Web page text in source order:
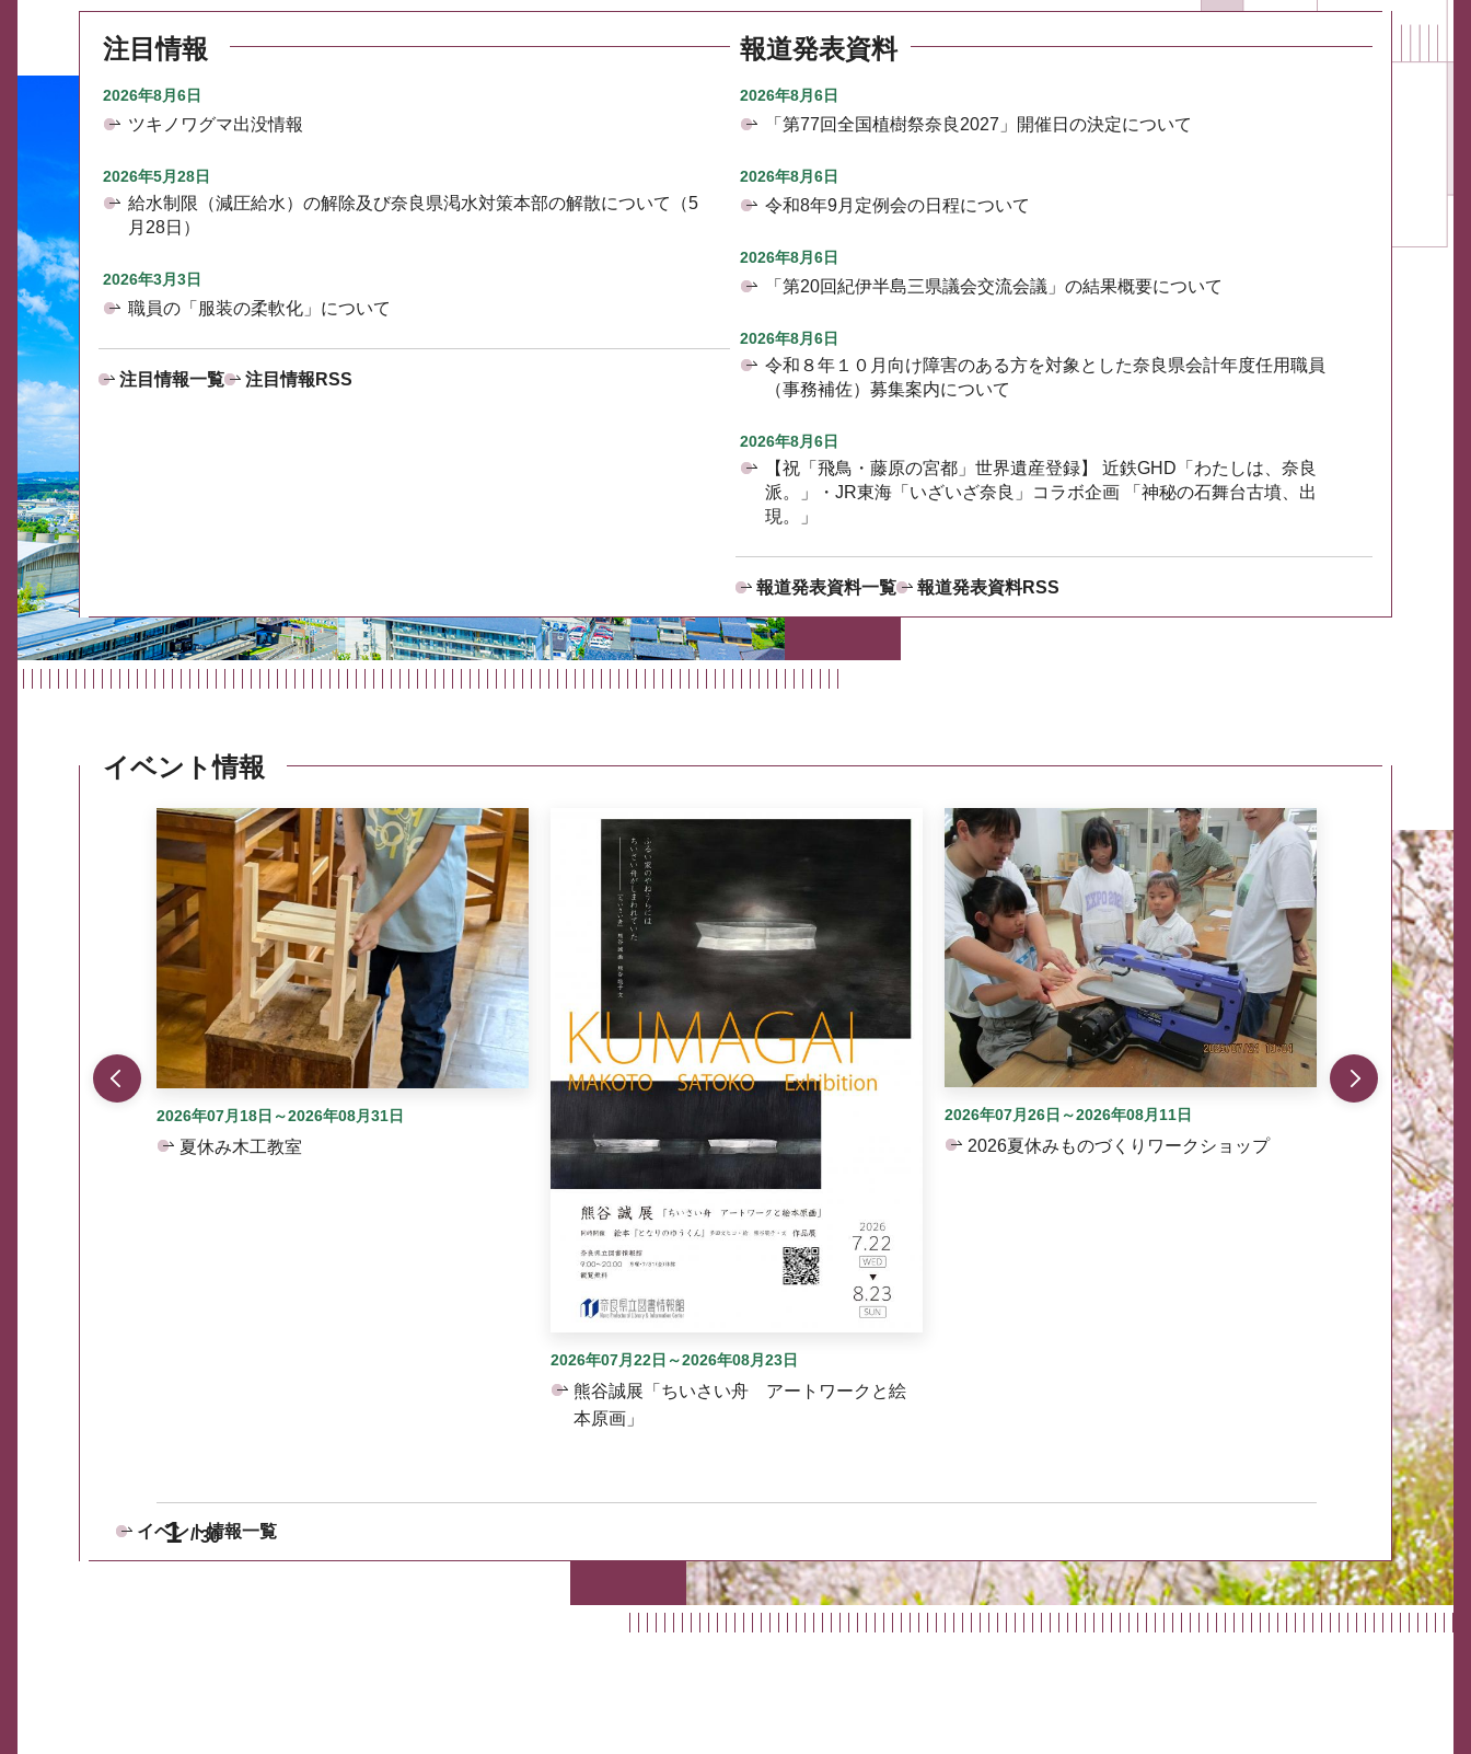
注目情報
2026年8月6日
ツキノワグマ出没情報
2026年5月28日
給水制限（減圧給水）の解除及び奈良県渇水対策本部の解散について（5
月28日）
2026年3月3日
職員の「服装の柔軟化」について
注目情報一覧 注目情報RSS
報道発表資料
2026年8月6日
「第77回全国植樹祭奈良2027」開催日の決定について
2026年8月6日
令和8年9月定例会の日程について
2026年8月6日
「第20回紀伊半島三県議会交流会議」の結果概要について
2026年8月6日
令和８年１０月向け障害のある方を対象とした奈良県会計年度任用職員
（事務補佐）募集案内について
2026年8月6日
【祝「飛鳥・藤原の宮都」世界遺産登録】 近鉄GHD「わたしは、奈良
派。」・JR東海「いざいざ奈良」コラボ企画 「神秘の石舞台古墳、出
現。」
報道発表資料一覧 報道発表資料RSS
イベント情報
1 30
2026年07月18日～2026年08月31日
夏休み木工教室
2026年07月22日～2026年08月23日
熊谷誠展「ちいさい舟 アートワークと絵
本原画」
2026年07月26日～2026年08月11日
2026夏休みものづくりワークショップ
イベント情報一覧